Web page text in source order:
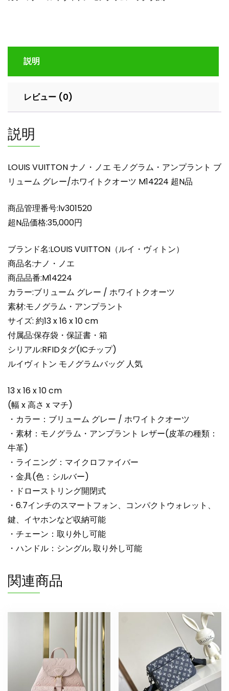
グ
ム・
プ
ン
ト
リ
ュ
ム
グ
ー/
ホ
ワ
イ
ト
ク
オ
ー
ツ
M14224
超
品
個
説明
レビュー (0)
説明
LOUIS VUITTON ナノ・ノエ モノグラム・アンプラント ブ
リューム グレー/ホワイトクオーツ M14224 超N品
商品管理番号:lv301520
超N品価格:35,000円
ブランド名:LOUIS VUITTON（ルイ・ヴィトン）
商品名:ナノ・ノエ
商品品番:M14224
カラー:ブリューム グレー / ホワイトクオーツ
素材:モノグラム・アンプラント
サイズ: 約13 x 16 x 10 cm
付属品:保存袋・保証書・箱
シリアル:RFIDタグ(ICチップ)
ルイヴィトン モノグラムバッグ 人気
13 x 16 x 10 cm
(幅 x 高さ x マチ)
・カラー：ブリューム グレー / ホワイトクオーツ
・素材：モノグラム・アンプラント レザー(皮革の種類：
牛革)
・ライニング：マイクロファイバー
・金具(色：シルバー)
・ドローストリング開閉式
・6.7インチのスマートフォン、コンパクトウォレット、
鍵、イヤホンなど収納可能
・チェーン：取り外し可能
・ハンドル：シングル, 取り外し可能
関連商品